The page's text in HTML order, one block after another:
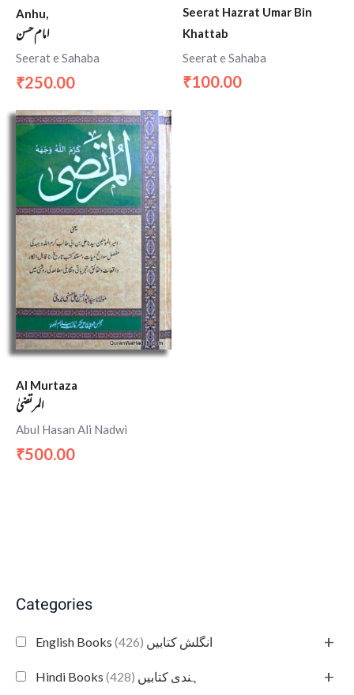
Categories
English Books انگلش کتابیں (426) +
Hindi Books ہندی کتابیں (428) +
Anhu,
امام حسن
Seerat e Sahaba
₹250.00
Seerat Hazrat Umar Bin
Khattab
Seerat e Sahaba
₹100.00
Al Murtaza
المرتضیٰ
Abul Hasan Ali Nadwi
₹500.00